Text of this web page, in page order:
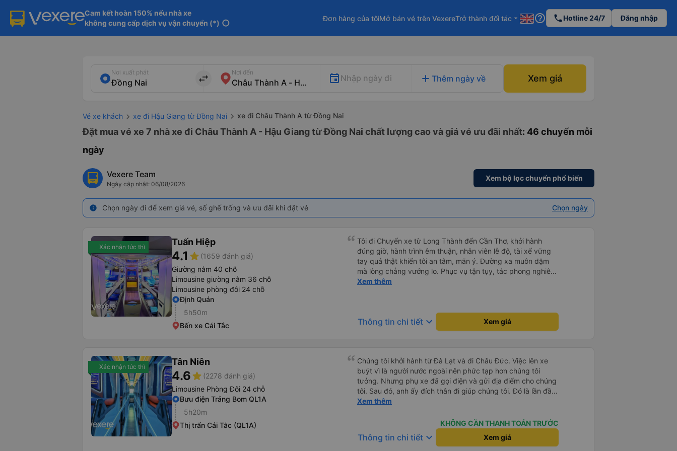
Cam kết hoàn 150% nếu nhà xe
không cung cấp dịch vụ vận chuyển (*) info
Đơn hàng của tôiMở bán vé trên VexereTrở thành đối tác arrow_drop_down help_outline phoneHotline 24/7 Đăng nhập
Nơi xuất phát
import_export
Nơi đến
Nhập ngày đi add Thêm ngày về Xem giá
Vé xe khách xe đi Hậu Giang từ Đồng Nai xe đi Châu Thành A từ Đồng Nai
Đặt mua vé xe 7 nhà xe đi Châu Thành A - Hậu Giang từ Đồng Nai chất lượng cao và giá vé ưu đãi nhất: 46 chuyến mỗi
ngày
Vexere Team
Ngày cập nhật: 06/08/2026
Xem bộ lọc chuyến phổ biến
info Chọn ngày đi để xem giá vé, số ghế trống và ưu đãi khi đặt vé Chọn ngày
Xác nhận tức thì Tuấn Hiệp
4.1 star (1659 đánh giá)
Giường nằm 40 chỗ
Limousine giường nằm 36 chỗ
Limousine phòng đôi 24 chỗ
Định Quán
5h50m
Bến xe Cái Tắc
Tôi đi Chuyến xe từ Long Thành đến Cần Thơ, khởi hành
đúng giờ, hành trình êm thuận, nhân viên lễ độ, tài xế vững
tay quả thật khiến tôi an tâm, mãn ý. Đường xa muôn dặm
mà lòng chẳng vướng lo. Phục vụ tận tụy, tác phong nghiêm
cẩn, hiếm thấy giữa thời buổi kim tiền vội vã. Xã hội loạn đạo.
Xem thêm
Thông tin chi tiết keyboard_arrow_down Xem giá
Xác nhận tức thì Tân Niên
4.6star (2278 đánh giá)
Limousine Phòng Đôi 24 chỗ
Bưu điện Trảng Bom QL1A
5h20m
Thị trấn Cái Tắc (QL1A)
Chúng tôi khởi hành từ Đà Lạt và đi Châu Đức. Việc lên xe
buýt vì là người nước ngoài nên phức tạp hơn chúng tôi
tưởng. Nhưng phụ xe đã gọi điện và gửi địa điểm cho chúng
tôi. Sau đó, anh ấy đích thân đi giúp chúng tôi. Đó là lần đầu
tiên đi xe giường nằm với hai đứa trẻ nhỏ khá thú vị. Chúng
uống. Tôi rất ngạc nhiên khi xe dừng lại lúc nửa đêm ở Cần
Thơ và mọi người xuống xe ăn. Khi đến điểm dừng, họ đánh
thức chúng tôi dậy và đảm bảo chúng tôi đã sẵn sàng. Nhìn
Xem thêm
KHÔNG CẦN THANH TOÁN TRƯỚC
Thông tin chi tiết keyboard_arrow_down Xem giá